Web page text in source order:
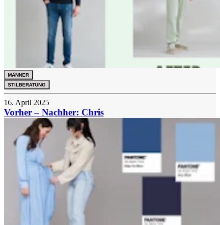
MÄNNER
STILBERATUNG
16. April 2025
Vorher – Nachher: Chris